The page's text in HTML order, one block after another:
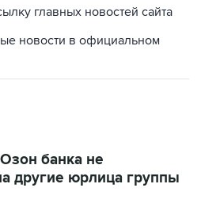
главных новостей сайта
новости в официальном
банка не
другие юрлица группы